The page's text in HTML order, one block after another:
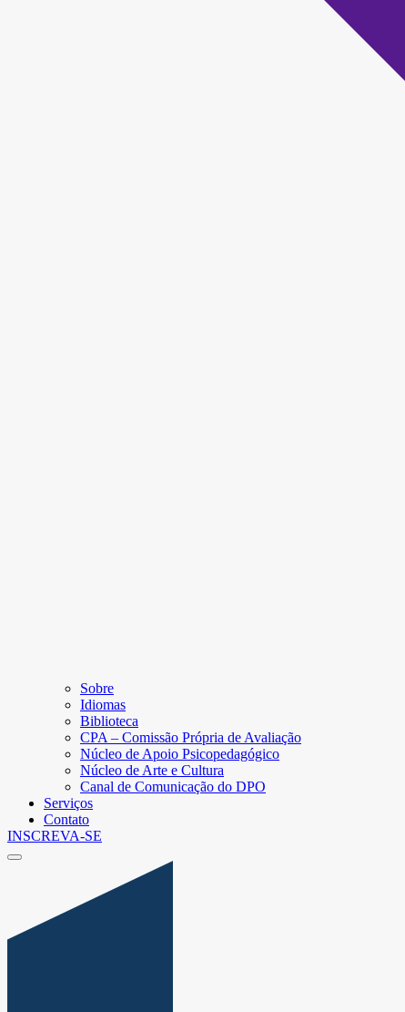
Sobre
Idiomas
Biblioteca
CPA – Comissão Própria de Avaliação
Núcleo de Apoio Psicopedagógico
Núcleo de Arte e Cultura
Canal de Comunicação do DPO
Serviços
Contato
INSCREVA-SE